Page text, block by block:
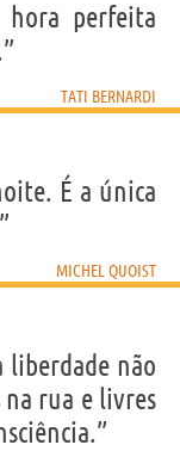
perfeita
TATI BERNARDI
É a única
MICHEL QUOIST
liberdade não
na rua e livres